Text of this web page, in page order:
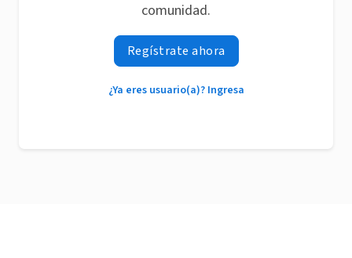
comunidad.
Regístrate ahora
¿Ya eres usuario(a)? Ingresa